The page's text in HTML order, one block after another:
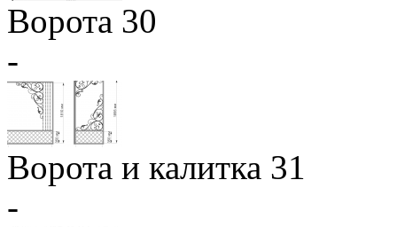
Ворота 30
-
Ворота и калитка 31
-